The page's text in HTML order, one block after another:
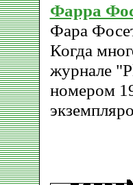
Фарра
Фара
Когда
журнале
номером